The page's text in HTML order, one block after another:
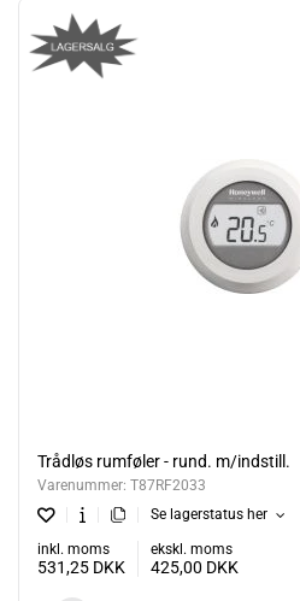
Trådløs rumføler - rund. m/indstill.
Varenummer: T87RF2033
Se lagerstatus her
inkl. moms
531,25 DKK
ekskl. moms
425,00 DKK